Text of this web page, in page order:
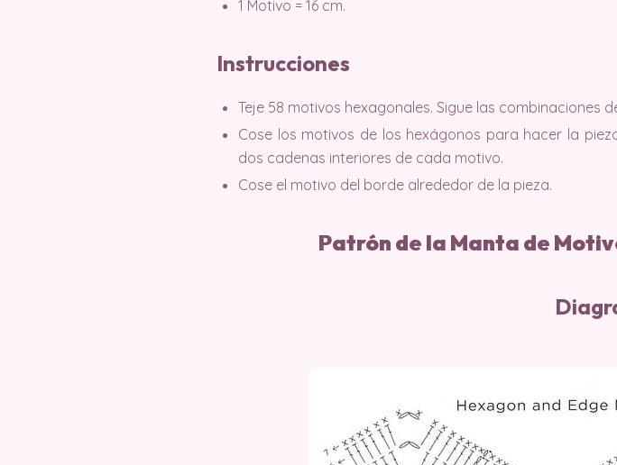
1 Motivo = 16 cm.
Instrucciones
Teje 58 motivos hexagonales. Sigue las combinaciones
Cose los motivos de los hexágonos para hacer la
dos cadenas interiores de cada motivo.
Cose el motivo del borde alrededor de la pieza.
Patrón de la Manta de